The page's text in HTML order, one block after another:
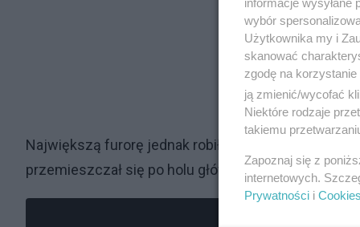
Największą furorę jednak robił lew, który bez
przemieszczał się po holu głównym, wzbudzał
wybór
Użytkownika my i
skanować
zgodę na
ją zmienić/wycofać
Niektóre rodzaje
takiemu
Zapoznaj się z
internetowych.
Prywatności i Cookies